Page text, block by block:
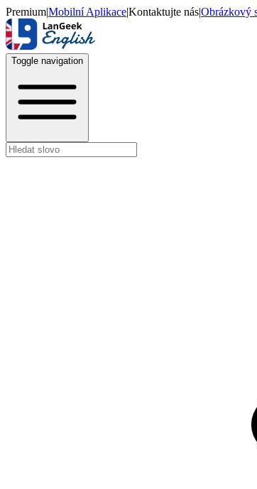
Premium|Mobilní Aplikace|Kontaktujte nás|Obrázkový
Toggle navigation